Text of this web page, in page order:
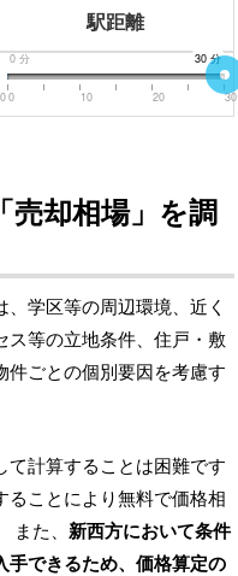
駅距離
0分 30 分
30 分
0 10 20 30
売却相場」を調
学区等の周辺環境、近く
ス等の立地条件、住戸・敷
ごとの個別要因を考慮す
計算することは困難です
ることにより無料で価格相
た、 新西方において条件
手できるため、価格算定の